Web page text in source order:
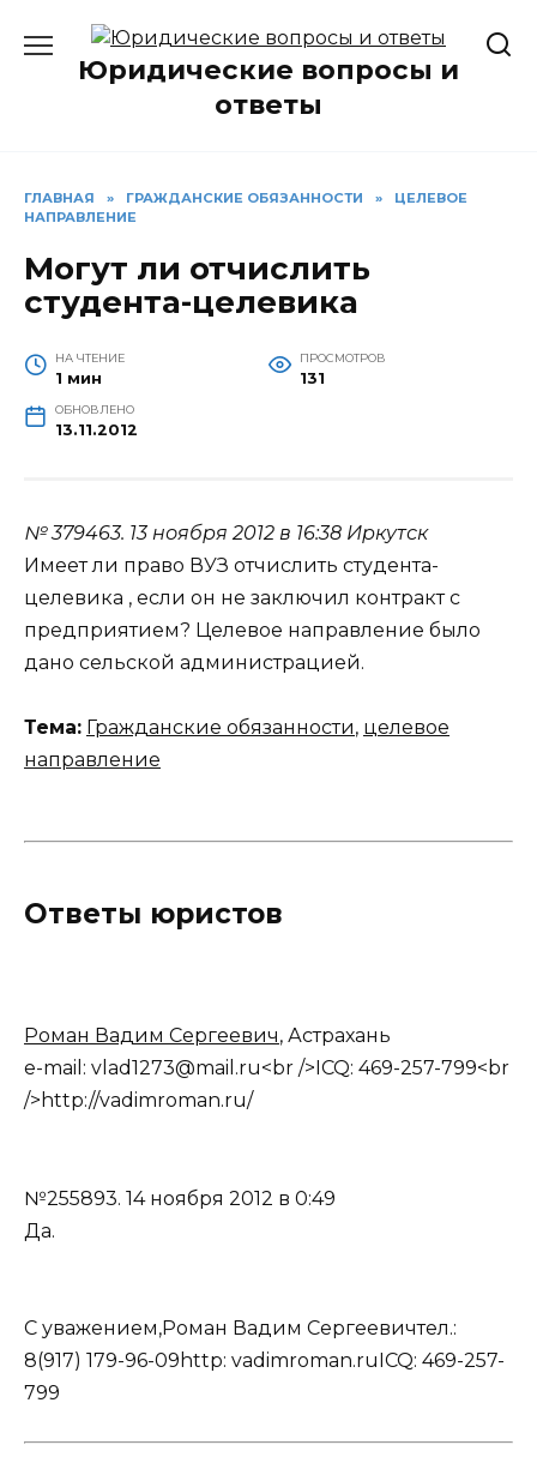
содержаниюЮридические вопросы и
ответы
ГЛАВНАЯ » ГРАЖДАНСКИЕ ОБЯЗАННОСТИ »
ЦЕЛЕВОЕ
НАПРАВЛЕНИЕ
Могут ли отчислить
студента-целевика
НА ЧТЕНИЕ
1 мин
ПРОСМОТРОВ
131
ОБНОВЛЕНО
13.11.2012
№ 379463. 13 ноября 2012 в 16:38 Иркутск
Имеет ли право ВУЗ отчислить студента-
целевика , если он не заключил контракт с
предприятием? Целевое направление было
дано сельской администрацией.
Тема: Гражданские обязанности, целевое
направление
Ответы юристов
Роман Вадим Сергеевич, Астрахань
e-mail: vlad1273@mail.ru<br />ICQ: 469-257-799<br
/>http://vadimroman.ru/
№255893. 14 ноября 2012 в 0:49
Да.
С уважением,Роман Вадим Сергеевичтел.:
8(917) 179-96-09http: vadimroman.ruICQ: 469-257-
799